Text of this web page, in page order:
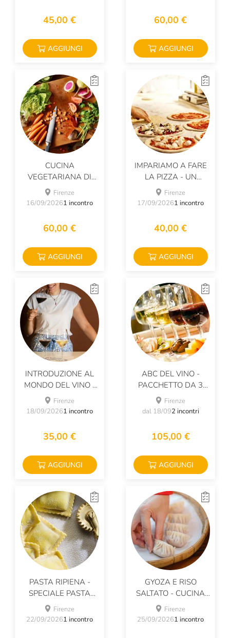
45,00 €
AGGIUNGI
60,00 €
AGGIUNGI
CUCINA
VEGETARIANA DI
STAGIONE
Firenze
16/09/20261 incontro
60,00 €
AGGIUNGI
IMPARIAMO A FARE
LA PIZZA - UN
POMERIGGIO DA
PIZZAIOLO
Firenze
17/09/20261 incontro
40,00 €
AGGIUNGI
INTRODUZIONE AL
MONDO DEL VINO -
ABC DEL VINO
Firenze
18/09/20261 incontro
35,00 €
AGGIUNGI
ABC DEL VINO -
PACCHETTO DA 3
LEZIONI
Firenze
dal 18/092 incontri
105,00 €
AGGIUNGI
PASTA RIPIENA -
SPECIALE PASTA
FRESCA
Firenze
22/09/20261 incontro
GYOZA E RISO
SALTATO - CUCINA
ORIENTALE
Firenze
25/09/20261 incontro